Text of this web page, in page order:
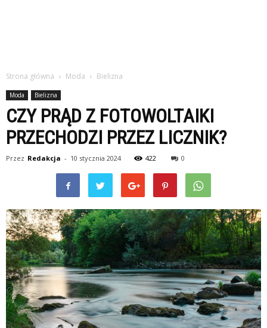
Strona główna Moda Bielizna
Moda Bielizna
CZY PRĄD Z FOTOWOLTAIKI
PRZECHODZI PRZEZ LICZNIK?
Przez Redakcja - 10 stycznia 2024 422 0